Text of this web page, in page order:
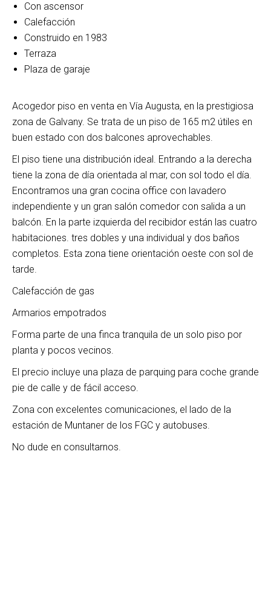
Con ascensor
Calefacción
Construido en 1983
Terraza
Plaza de garaje
Acogedor piso en venta en Vía Augusta, en la prestigiosa
zona de Galvany. Se trata de un piso de 165 m2 útiles en
buen estado con dos balcones aprovechables.
El piso tiene una distribución ideal. Entrando a la derecha
tiene la zona de día orientada al mar, con sol todo el día.
Encontramos una gran cocina office con lavadero
independiente y un gran salón comedor con salida a un
balcón. En la parte izquierda del recibidor están las cuatro
habitaciones. tres dobles y una individual y dos baños
completos. Esta zona tiene orientación oeste con sol de
tarde.
Calefacción de gas
Armarios empotrados
Forma parte de una finca tranquila de un solo piso por
planta y pocos vecinos.
El precio incluye una plaza de parquing para coche grande
pie de calle y de fácil acceso.
Zona con excelentes comunicaciones, el lado de la
estación de Muntaner de los FGC y autobuses.
No dude en consultarnos.